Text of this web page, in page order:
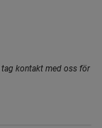
kontakt med oss för